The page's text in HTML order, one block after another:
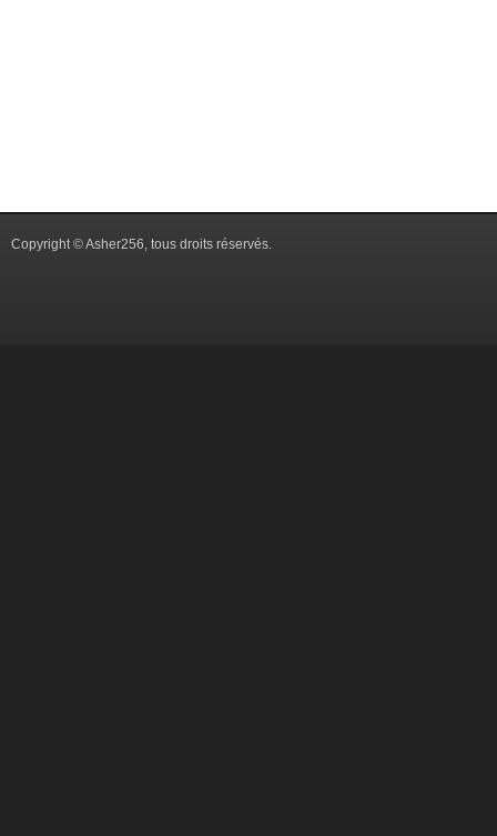
Copyright © Asher256, tous droits réservés.